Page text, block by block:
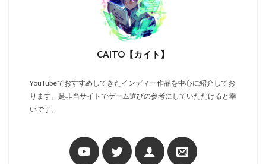
CAITO【カイト】
YouTubeでおすすめしてきたインディー作品を中心に紹介してお
ります。是非当サイトでゲーム選びの参考にしていただけると幸
いです。